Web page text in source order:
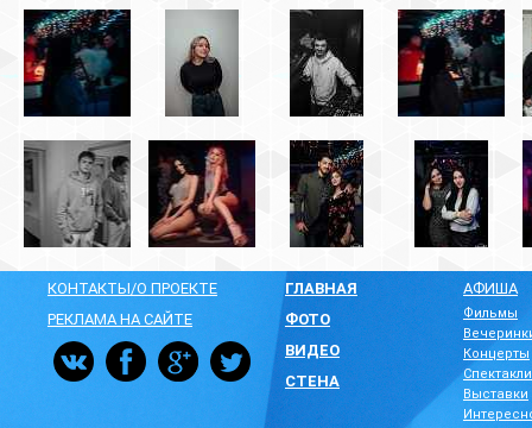
КОНТАКТЫ/О ПРОЕКТЕ
РЕКЛАМА НА САЙТЕ
ГЛАВНАЯ
ФОТО
ВИДЕО
СТЕНА
АФИША
Фильмы
Концерты
Спектакли
Выставки